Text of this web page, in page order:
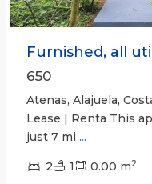
Furnished, all
650
Atenas, Alajuela,
Lease | Renta This
just 7 mi ...
2 1 0.00 m2